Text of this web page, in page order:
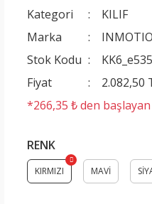
Kategori
KILIF
Marka
Stok Kodu
Fiyat
2.082,50
*266,35 ₺ den
RENK
KIRMIZI MAVİ